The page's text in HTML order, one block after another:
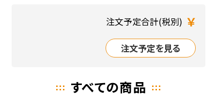
注文予定合計(税別) ￥
注文予定を見る
すべての商品